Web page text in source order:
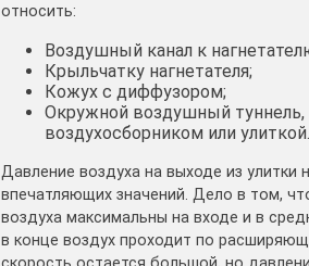
относить:
Воздушный канал к
Крыльчатку нагнетателя;
Кожух с диффузором;
Окружной воздушный
воздухосборником или улиткой.
Давление воздуха на выходе из улитки
впечатляющих значений. Дело в том,
воздуха максимальны на входе и в
в конце воздух проходит по